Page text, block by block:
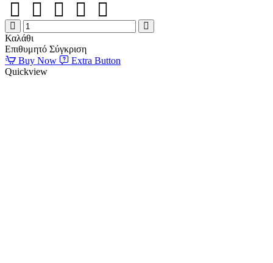
ΓΑΤΟΔΕΝΤΡΟ
ΜΕ
ΑΙΩΡΑ
ΥΨΟΥΣ
95cm
Καλάθι
Επιθυμητό Σύγκριση
Buy Now
Extra Button
Quickview